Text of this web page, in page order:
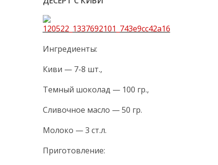
Ингредиенты:
Киви — 7-8 шт.,
Темный шоколад — 100 гр.,
Сливочное масло — 50 гр.
Молоко — 3 ст.л.
Приготовление: